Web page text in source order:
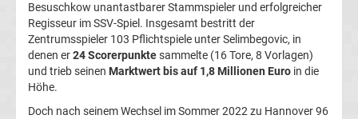
Transfergerüchte
Bayer
Leverkusen
Besuschkow unantastbarer Stammspieler und erfolgreicher
Regisseur im SSV-Spiel. Insgesamt bestritt der
Zentrumsspieler 103 Pflichtspiele unter Selimbegovic, in
denen er24 Scorerpunktesammelte (16 Tore, 8 Vorlagen)
und trieb seinen Marktwert bis auf 1,8 Millionen Euro in die
Höhe.
Doch nach seinem Wechsel im Sommer 2022 zu Hannover 96